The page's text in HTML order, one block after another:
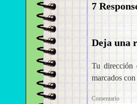
7
Deja una
Tu dirección
marcados con